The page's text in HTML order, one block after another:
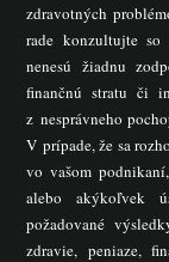
zdravotných
rade konzultujte
nenesú žiadnu
finančnú stratu či
z nesprávneho
V prípade, že sa
vo vašom
alebo akýkoľvek
požadované
zdravie, peniaze,